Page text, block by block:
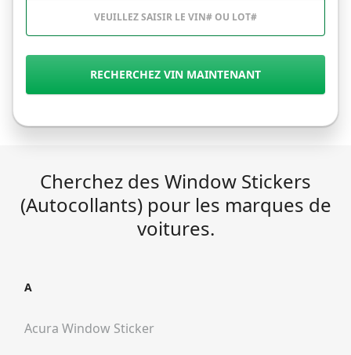
RECHERCHEZ VIN MAINTENANT
Cherchez des Window Stickers
(Autocollants) pour les marques de
voitures.
A
Acura Window Sticker